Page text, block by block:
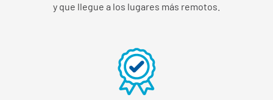
y que llegue a los lugares más remotos.